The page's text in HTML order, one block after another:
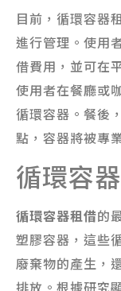
目前，循環容器
進行管理。使用
借費用，並可在
使用者在餐廳或
循環容器。餐後
點，容器將被專
循環容
循環容器租借的
塑膠容器，這些
廢棄物的產生，
排放。根據研究